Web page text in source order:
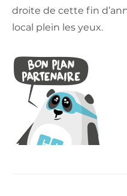
droite de cette fin
local plein les yeux.